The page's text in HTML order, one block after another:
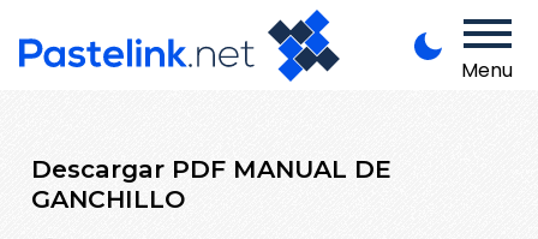
Menu
Descargar PDF MANUAL DE
GANCHILLO